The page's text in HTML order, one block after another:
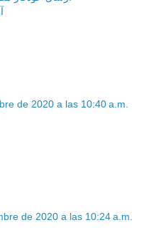
de 2020 a las 10:40 a.m.
de 2020 a las 10:24 a.m.